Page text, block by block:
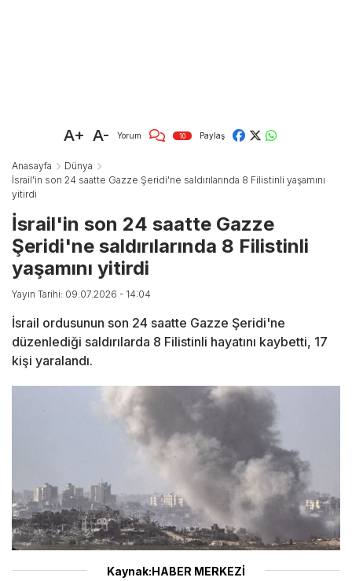
A+ A- Yorum 10 Paylaş
Anasayfa
Dünya
İsrail'in son 24 saatte Gazze Şeridi'ne saldırılarında 8 Filistinli yaşamını
yitirdi
İsrail'in son 24 saatte Gazze
Şeridi'ne saldırılarında 8 Filistinli
yaşamını yitirdi
Yayın Tarihi: 09.07.2026 - 14:04
İsrail ordusunun son 24 saatte Gazze Şeridi'ne
düzenlediği saldırılarda 8 Filistinli hayatını kaybetti, 17
kişi yaralandı.
Kaynak:HABER MERKEZİ